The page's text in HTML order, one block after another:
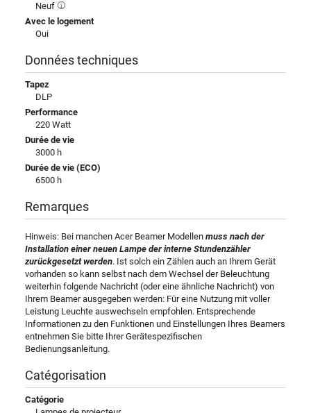
Neuf
Avec le logement
Oui
Données techniques
Tapez
DLP
Performance
220 Watt
Durée de vie
3000 h
Durée de vie (ECO)
6500 h
Remarques
Hinweis: Bei manchen Acer Beamer Modellen muss nach der
Installation einer neuen Lampe der interne Stundenzähler
zurückgesetzt werden. Ist solch ein Zählen auch an Ihrem Gerät
vorhanden so kann selbst nach dem Wechsel der Beleuchtung
weiterhin folgende Nachricht (oder eine ähnliche Nachricht) von
Ihrem Beamer ausgegeben werden: Für eine Nutzung mit voller
Leistung Leuchte auswechseln empfohlen. Entsprechende
Informationen zu den Funktionen und Einstellungen Ihres Beamers
entnehmen Sie bitte Ihrer Gerätespezifischen
Bedienungsanleitung.
Catégorisation
Catégorie